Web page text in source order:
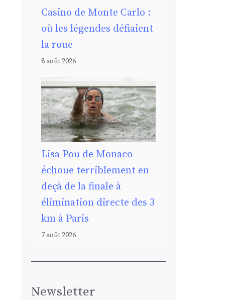
Casino de Monte Carlo :
où les légendes défiaient
la roue
8 août 2026
Lisa Pou de Monaco
échoue terriblement en
deçà de la finale à
élimination directe des 3
km à Paris
7 août 2026
Newsletter